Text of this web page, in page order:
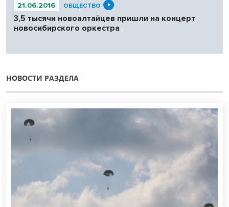
21.06.2016 ОБЩЕСТВО
3,5 тысячи новоалтайцев пришли на концерт
новосибирского оркестра
НОВОСТИ РАЗДЕЛА